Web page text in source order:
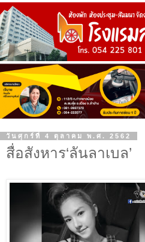
วันศุกร์ที่ 4 ตุลาคม พ.ศ. 2562
สื่อสังหาร‘ลันลาเบล’